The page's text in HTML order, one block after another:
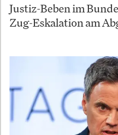
Justiz-Beben im
Zug-Eskalation am